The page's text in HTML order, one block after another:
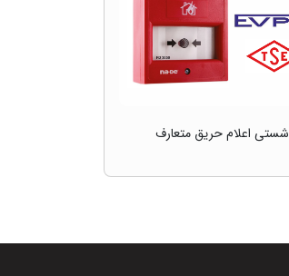
شستی اعلام حریق متعارف